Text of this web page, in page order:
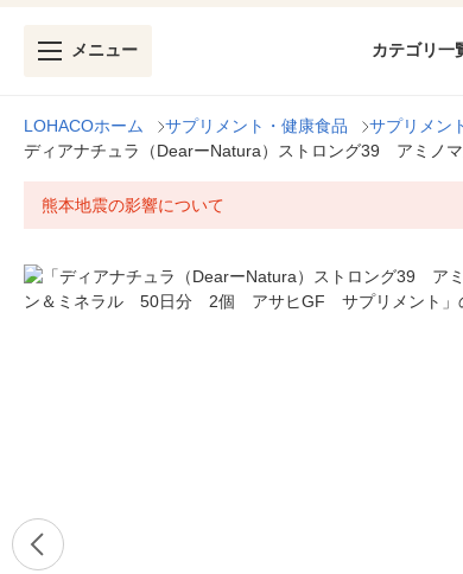
メニュー カテゴリ一
LOHACOホーム サプリメント・健康食品 サプリメン
ディアナチュラ（DearーNatura）ストロング39 アミ
熊本地震の影響について